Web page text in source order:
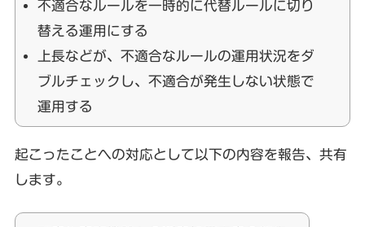
不適合なルールを一時的に代替ルールに切り
替える運用にする
上長などが、不適合なルールの運用状況をダ
ブルチェックし、不適合が発生しない状態で
運用する
起こったことへの対応として以下の内容を報告、共有
します。